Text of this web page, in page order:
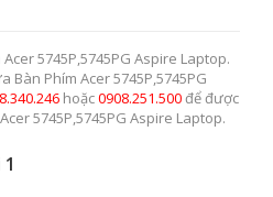
5745P,5745PG Aspire Laptop.
Bàn Phím Acer 5745P,5745PG
hoặc0908.251.500để được
5745P,5745PG Aspire Laptop.